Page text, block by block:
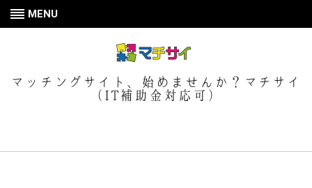
MENU
マッチングサイト、始めませんか？マチサイ
（IT補助金対応可）